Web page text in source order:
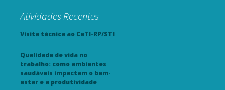
Atividades Recentes
Visita técnica ao CeTI-RP/STI
Qualidade de vida no
trabalho: como ambientes
saudáveis impactam o bem-
estar e a produtividade